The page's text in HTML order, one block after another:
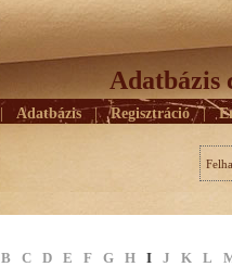
Adatbázis
Adatbázis | Regisztráció |
B C D E F G H I J K L